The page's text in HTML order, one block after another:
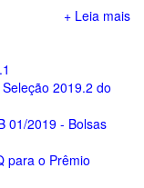
+ Leia mais
2019.2 do
01/2019 - Bolsas
para o Prêmio